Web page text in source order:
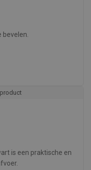
bevelen.
is een praktische en